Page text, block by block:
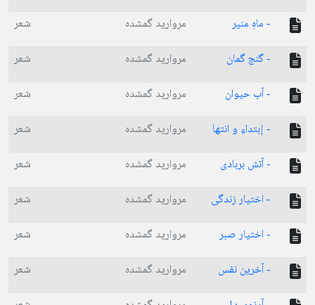
- ماهِ منیر
مروارید گمشده
شعر
- گنج گمان
مروارید گمشده
شعر
- آب حیوان
مروارید گمشده
شعر
- إبتداءِ و انتها
مروارید گمشده
شعر
- آتش بربادی
مروارید گمشده
شعر
- اختیار زندگی
مروارید گمشده
شعر
- اختیار صبر
مروارید گمشده
شعر
- آخرین نفس
مروارید گمشده
شعر